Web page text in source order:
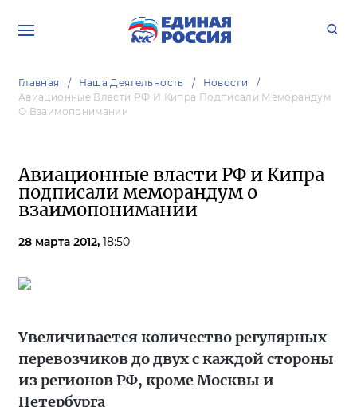
Главная Наша Деятельность
Новости
Авиационные Власти РФ И Кипра Подписали Меморандум
О Взаимопонимании
Авиационные власти РФ и Кипра
подписали меморандум о
взаимопонимании
28 марта 2012, 18:50
Увеличивается количество регулярных
перевозчиков до двух с каждой стороны
из регионов РФ, кроме Москвы и
Петербурга